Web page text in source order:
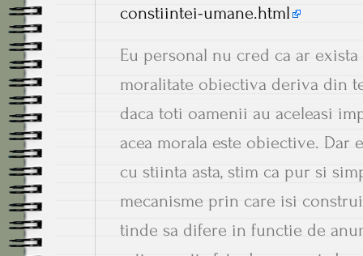
constiintei-umane.html
Eu personal nu cred ca ar
moralitate obiectiva deriva din
daca toti oamenii au aceleasi
acea morala este obiective. Dar
cu stiinta asta, stim ca pur si
mecanisme prin care isi
tinde sa difere in functie de